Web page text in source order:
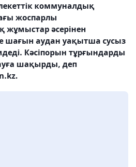
коммуналдық
жоспарлы
жұмыстар әсерінен
шағын аудан уақытша сусыз
Кәсіпорын тұрғындарды
шақырды, деп